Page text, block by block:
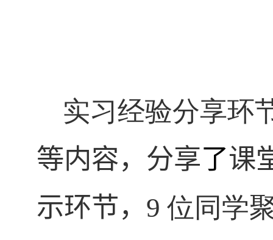
实习经验分享环
等内容，分享了课
示环节， 9 位同学